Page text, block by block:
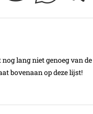
lang niet genoeg van
bovenaan op deze lijst!